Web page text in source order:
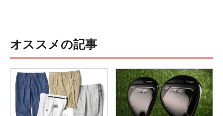
オススメの記事